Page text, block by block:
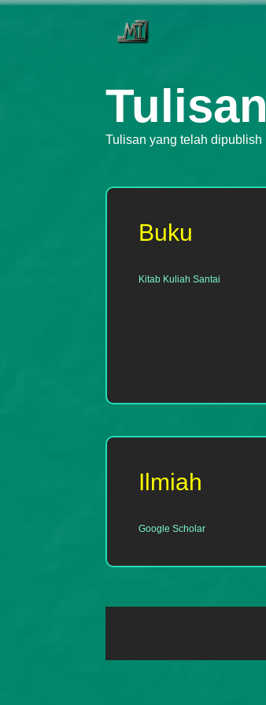
Tulisan
Tulisan yang telah dipublish
Buku
Kitab Kuliah Santai
Ilmiah
Google Scholar